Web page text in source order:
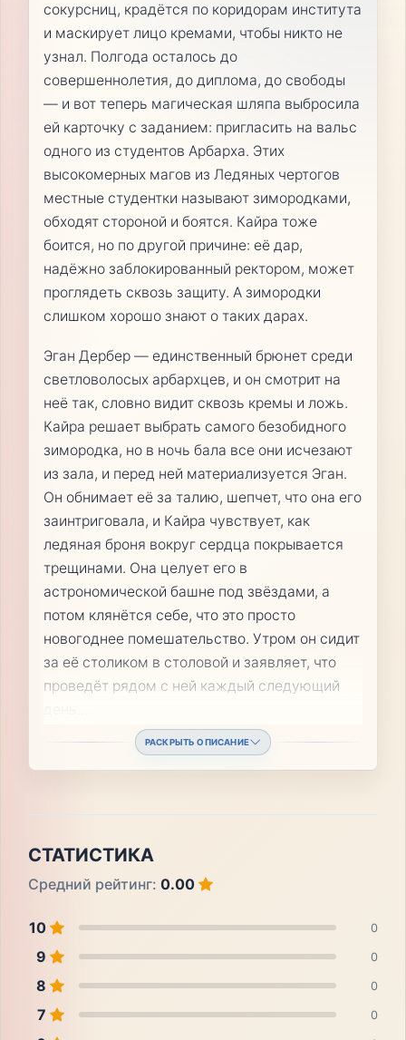
сокурсниц, крадётся по коридорам института
и маскирует лицо кремами, чтобы никто не
узнал. Полгода осталось до
совершеннолетия, до диплома, до свободы
— и вот теперь магическая шляпа выбросила
ей карточку с заданием: пригласить на вальс
одного из студентов Арбарха. Этих
высокомерных магов из Ледяных чертогов
местные студентки называют зимородками,
обходят стороной и боятся. Кайра тоже
боится, но по другой причине: её дар,
надёжно заблокированный ректором, может
проглядеть сквозь защиту. А зимородки
слишком хорошо знают о таких дарах.
Эган Дербер — единственный брюнет среди
светловолосых арбархцев, и он смотрит на
неё так, словно видит сквозь кремы и ложь.
Кайра решает выбрать самого безобидного
зимородка, но в ночь бала все они исчезают
из зала, и перед ней материализуется Эган.
Он обнимает её за талию, шепчет, что она его
заинтриговала, и Кайра чувствует, как
ледяная броня вокруг сердца покрывается
трещинами. Она целует его в
астрономической башне под звёздами, а
потом клянётся себе, что это просто
новогоднее помешательство. Утром он сидит
за её столиком в столовой и заявляет, что
проведёт рядом с ней каждый следующий
РАСКРЫТЬ ОПИСАНИЕ
СТАТИСТИКА
Средний рейтинг: 0.00
10 0
9 0
8 0
7 0